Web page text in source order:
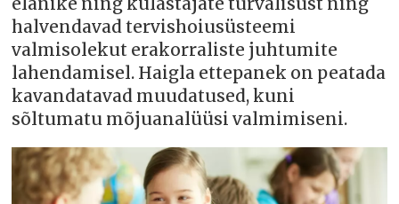
elanike ning külastajate turvalisust ning
halvendavad tervishoiusüsteemi
valmisolekut erakorraliste juhtumite
lahendamisel. Haigla ettepanek on peatada
kavandatavad muudatused, kuni
sõltumatu mõjuanalüüsi valmimiseni.